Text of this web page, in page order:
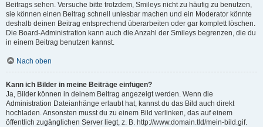
Beitrags sehen. Versuche bitte trotzdem, Smileys nicht zu häufig zu benutzen,
sie können einen Beitrag schnell unlesbar machen und ein Moderator könnte
deshalb deinen Beitrag entsprechend überarbeiten oder gar komplett löschen.
Die Board-Administration kann auch die Anzahl der Smileys begrenzen, die du
in einem Beitrag benutzen kannst.
Nach oben
Kann ich Bilder in meine Beiträge einfügen?
Ja, Bilder können in deinem Beitrag angezeigt werden. Wenn die
Administration Dateianhänge erlaubt hat, kannst du das Bild auch direkt
hochladen. Ansonsten musst du zu einem Bild verlinken, das auf einem
öffentlich zugänglichen Server liegt, z. B. http://www.domain.tld/mein-bild.gif.